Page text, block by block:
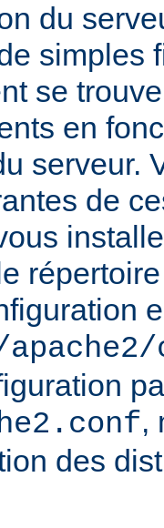
du
simples
se
en
serveur.
de
,
des